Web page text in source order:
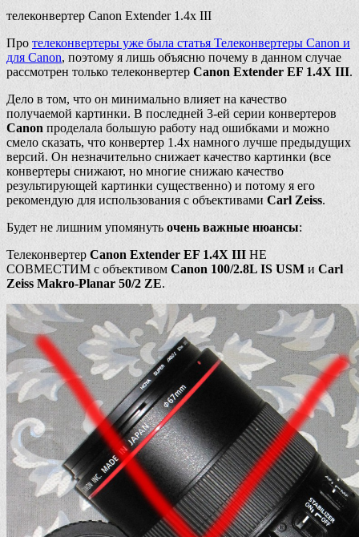
телеконвертер Canon Extender 1.4x III
Про телеконвертеры уже была статья Телеконвертеры Canon и
для Canon, поэтому я лишь объясню почему в данном случае
рассмотрен только телеконвертер Canon Extender EF 1.4X III.
Дело в том, что он минимально влияет на качество
получаемой картинки. В последней 3-ей серии конвертеров
Canon проделала большую работу над ошибками и можно
смело сказать, что конвертер 1.4х намного лучше предыдущих
версий. Он незначительно снижает качество картинки (все
конвертеры снижают, но многие снижаю качество
результирующей картинки существенно) и потому я его
рекомендую для использования с объективами Carl Zeiss.
Будет не лишним упомянуть очень важные нюансы:
Телеконвертер Canon Extender EF 1.4X III НЕ
СОВМЕСТИМ с объективом Canon 100/2.8L IS USM и Carl
Zeiss Makro-Planar 50/2 ZE.